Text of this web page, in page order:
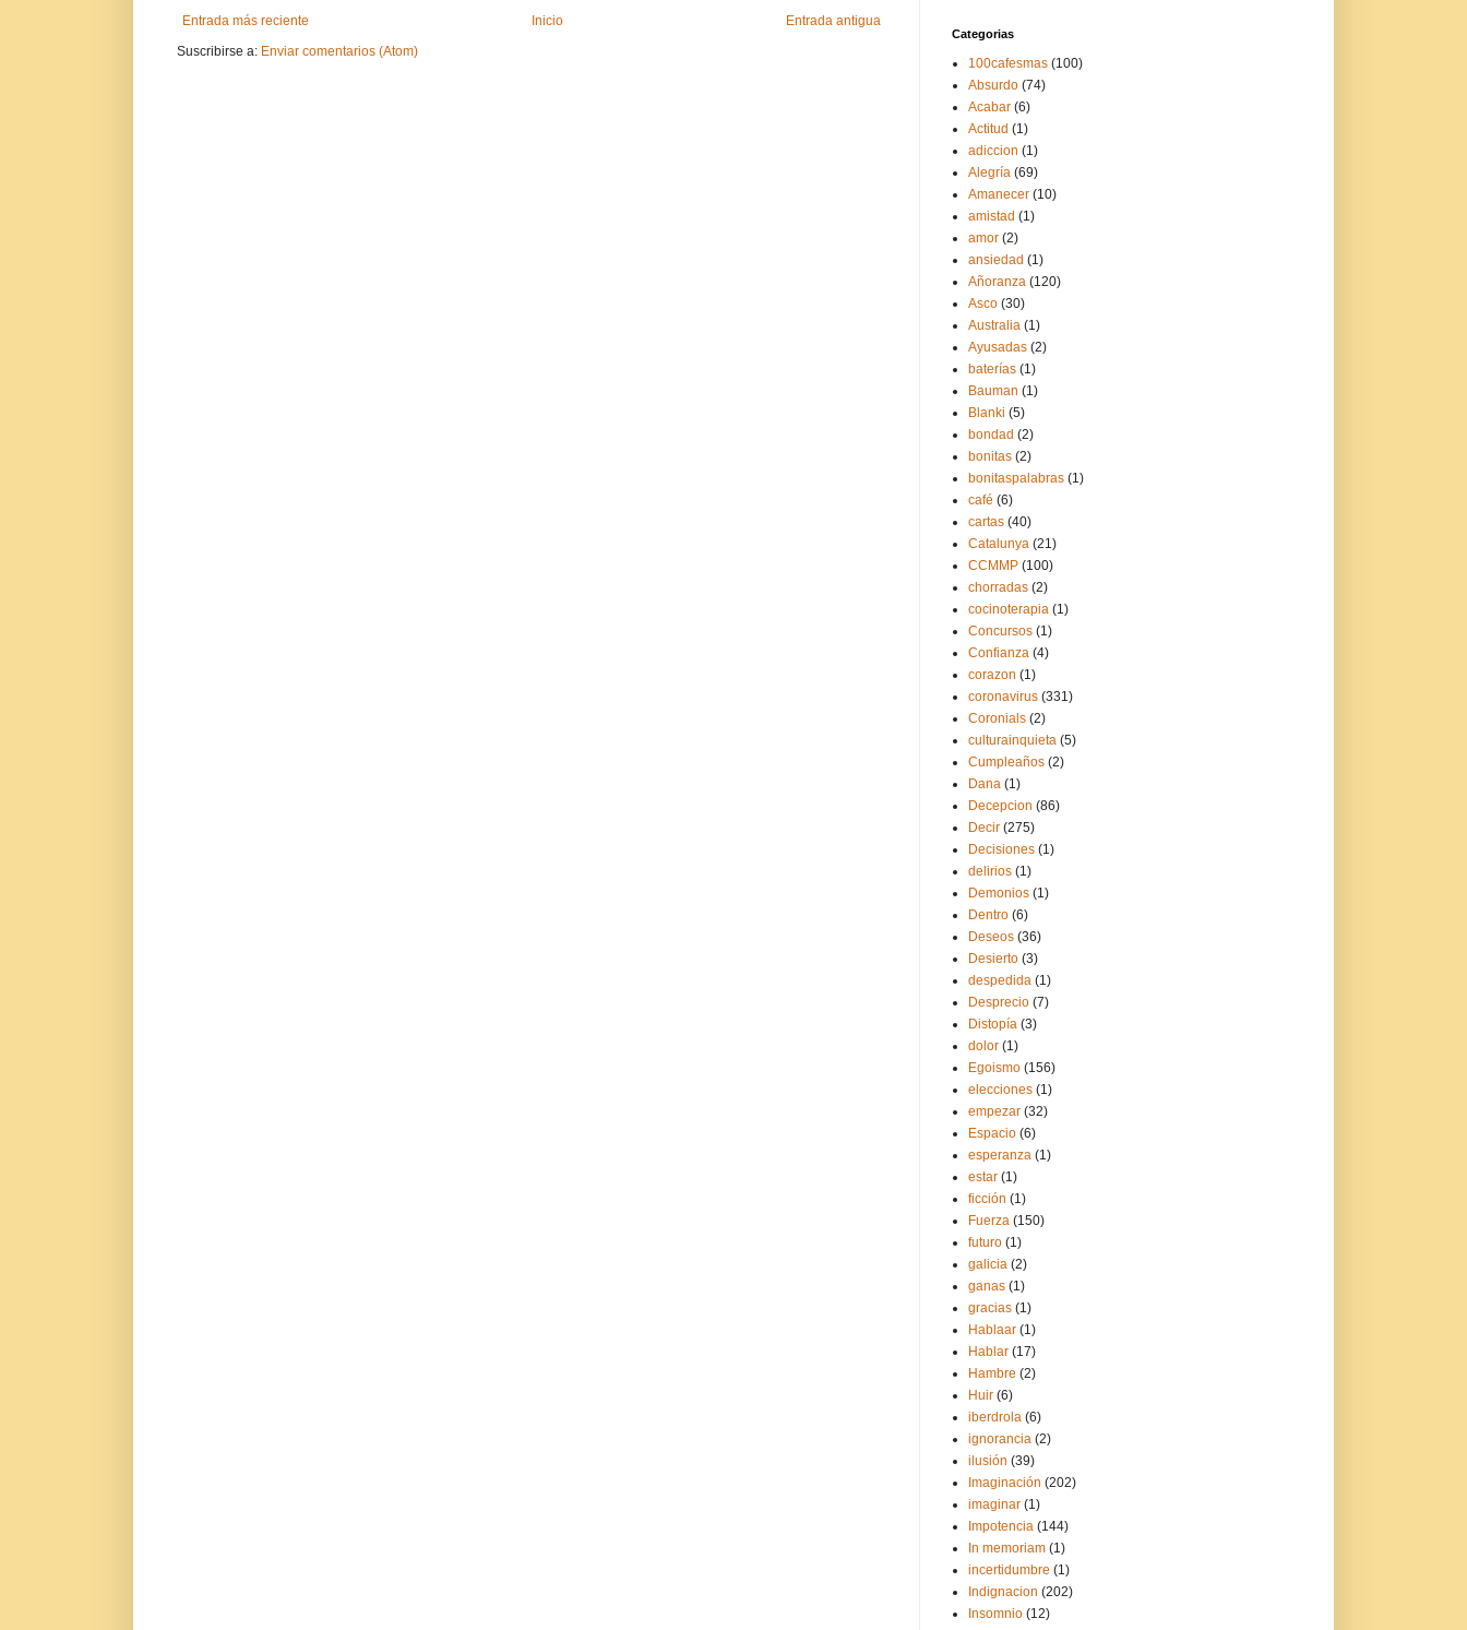
Entrada más reciente Entrada antigua
Inicio
Suscribirse a: Enviar comentarios (Atom)
Categorias
100cafesmas (100)
Absurdo (74)
Acabar (6)
Actitud (1)
adiccion (1)
Alegría (69)
Amanecer (10)
amistad (1)
amor (2)
ansiedad (1)
Añoranza (120)
Asco (30)
Australia (1)
Ayusadas (2)
baterías (1)
Bauman (1)
Blanki (5)
bondad (2)
bonitas (2)
bonitaspalabras (1)
café (6)
cartas (40)
Catalunya (21)
CCMMP (100)
chorradas (2)
cocinoterapia (1)
Concursos (1)
Confianza (4)
corazon (1)
coronavirus (331)
Coronials (2)
culturainquieta (5)
Cumpleaños (2)
Dana (1)
Decepcion (86)
Decir (275)
Decisiones (1)
delirios (1)
Demonios (1)
Dentro (6)
Deseos (36)
Desierto (3)
despedida (1)
Desprecio (7)
Distopía (3)
dolor (1)
Egoismo (156)
elecciones (1)
empezar (32)
Espacio (6)
esperanza (1)
estar (1)
ficción (1)
Fuerza (150)
futuro (1)
galicia (2)
ganas (1)
gracias (1)
Hablaar (1)
Hablar (17)
Hambre (2)
Huir (6)
iberdrola (6)
ignorancia (2)
ilusión (39)
Imaginación (202)
imaginar (1)
Impotencia (144)
In memoriam (1)
incertidumbre (1)
Indignacion (202)
Insomnio (12)